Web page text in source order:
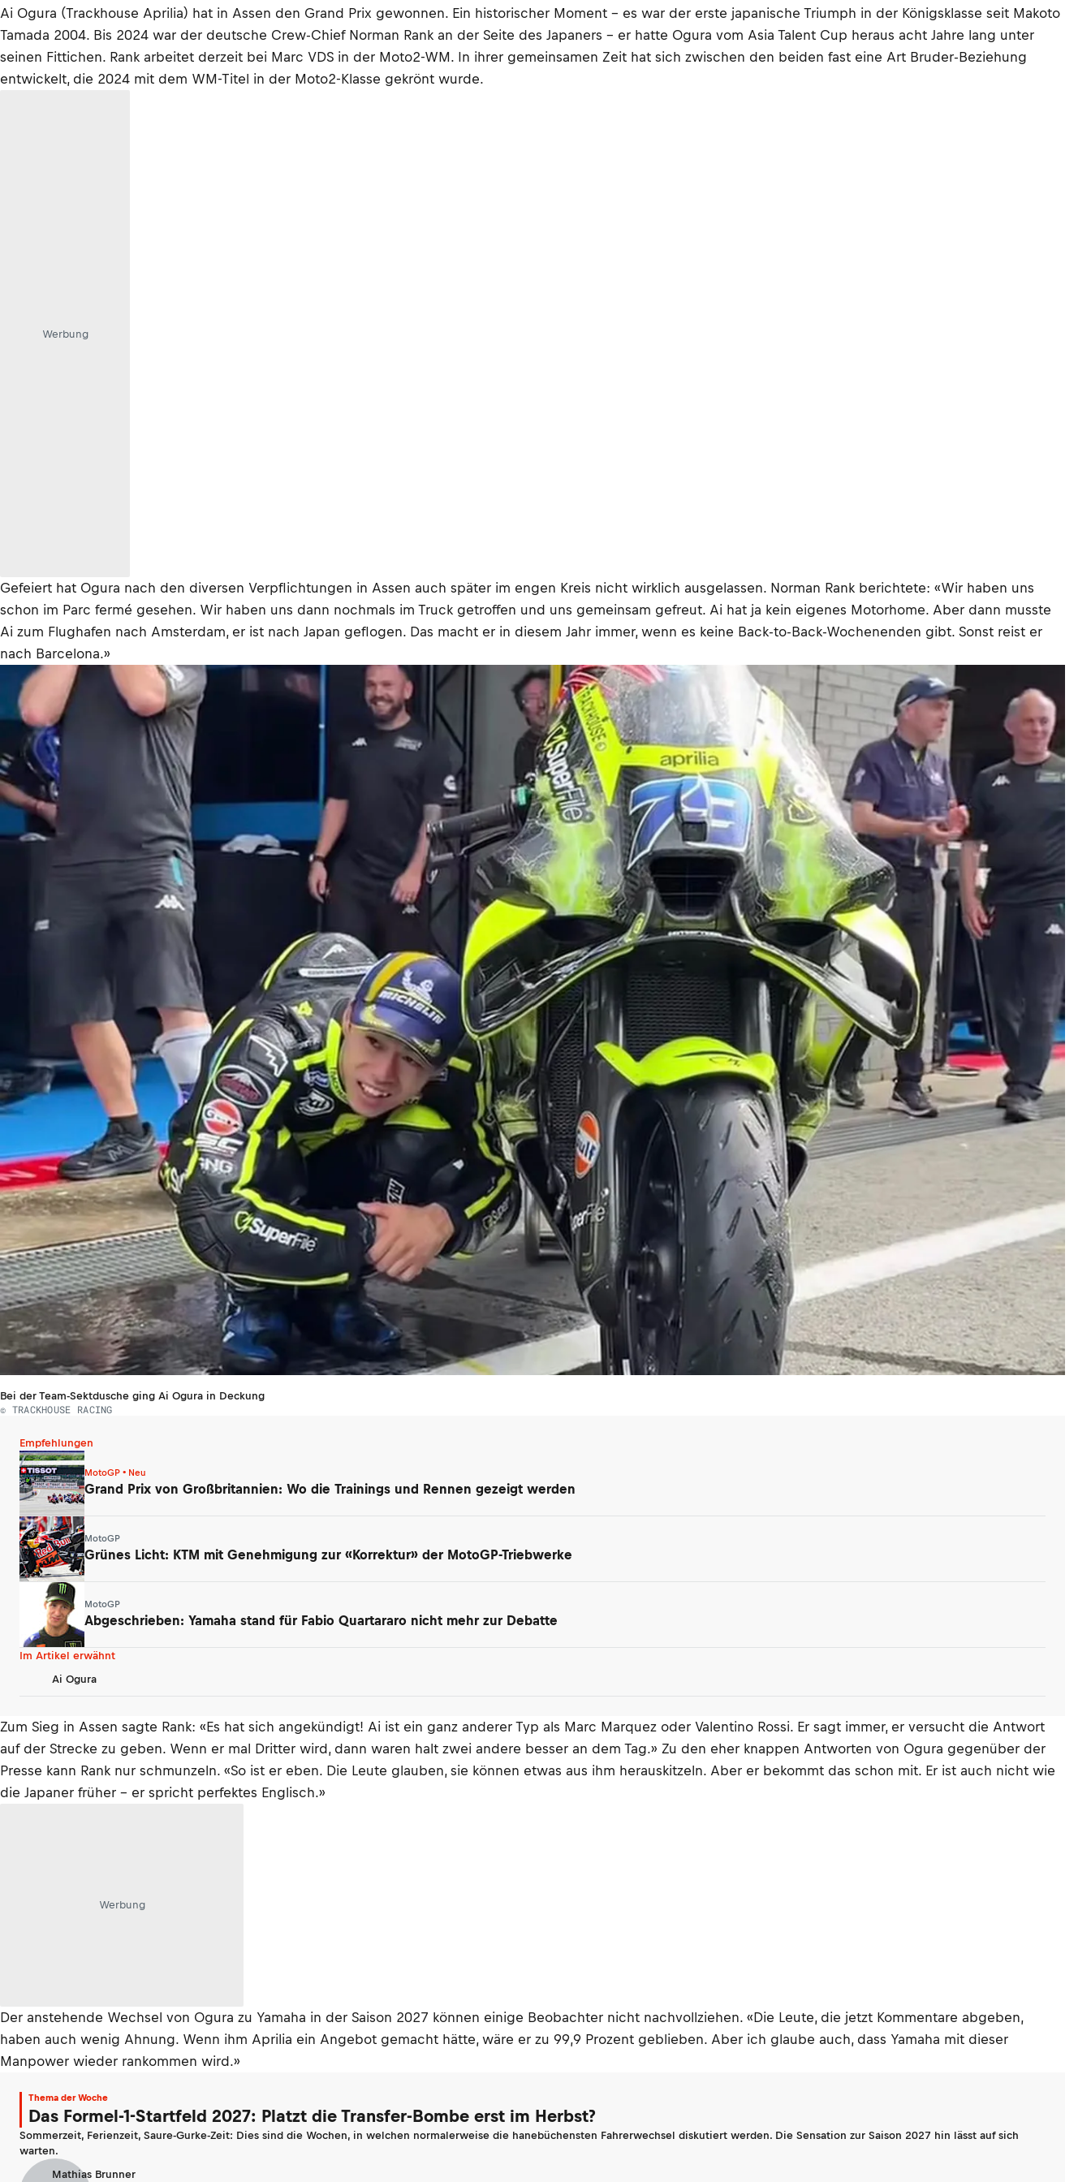
Ai Ogura (Trackhouse Aprilia) hat in Assen den Grand Prix gewonnen. Ein historischer Moment – es war der erste japanische Triumph in der Königsklasse seit Makoto
Tamada 2004. Bis 2024 war der deutsche Crew-Chief Norman Rank an der Seite des Japaners – er hatte Ogura vom Asia Talent Cup heraus acht Jahre lang unter
seinen Fittichen. Rank arbeitet derzeit bei Marc VDS in der Moto2-WM. In ihrer gemeinsamen Zeit hat sich zwischen den beiden fast eine Art Bruder-Beziehung
entwickelt, die 2024 mit dem WM-Titel in der Moto2-Klasse gekrönt wurde.
Werbung
Gefeiert hat Ogura nach den diversen Verpflichtungen in Assen auch später im engen Kreis nicht wirklich ausgelassen. Norman Rank berichtete: «Wir haben uns
schon im Parc fermé gesehen. Wir haben uns dann nochmals im Truck getroffen und uns gemeinsam gefreut. Ai hat ja kein eigenes Motorhome. Aber dann musste
Ai zum Flughafen nach Amsterdam, er ist nach Japan geflogen. Das macht er in diesem Jahr immer, wenn es keine Back-to-Back-Wochenenden gibt. Sonst reist er
nach Barcelona.»
Bei der Team-Sektdusche ging Ai Ogura in Deckung
© TRACKHOUSE RACING
Empfehlungen
MotoGP • Neu
Grand Prix von Großbritannien: Wo die Trainings und Rennen gezeigt werden
MotoGP
Grünes Licht: KTM mit Genehmigung zur «Korrektur» der MotoGP-Triebwerke
MotoGP
Abgeschrieben: Yamaha stand für Fabio Quartararo nicht mehr zur Debatte
Im Artikel erwähnt
Ai Ogura
Zum Sieg in Assen sagte Rank: «Es hat sich angekündigt! Ai ist ein ganz anderer Typ als Marc Marquez oder Valentino Rossi. Er sagt immer, er versucht die Antwort
auf der Strecke zu geben. Wenn er mal Dritter wird, dann waren halt zwei andere besser an dem Tag.» Zu den eher knappen Antworten von Ogura gegenüber der
Presse kann Rank nur schmunzeln. «So ist er eben. Die Leute glauben, sie können etwas aus ihm herauskitzeln. Aber er bekommt das schon mit. Er ist auch nicht wie
die Japaner früher – er spricht perfektes Englisch.»
Werbung
Der anstehende Wechsel von Ogura zu Yamaha in der Saison 2027 können einige Beobachter nicht nachvollziehen. «Die Leute, die jetzt Kommentare abgeben,
haben auch wenig Ahnung. Wenn ihm Aprilia ein Angebot gemacht hätte, wäre er zu 99,9 Prozent geblieben. Aber ich glaube auch, dass Yamaha mit dieser
Manpower wieder rankommen wird.»
Thema der Woche
Das Formel-1-Startfeld 2027: Platzt die Transfer-Bombe erst im Herbst?
Sommerzeit, Ferienzeit, Saure-Gurke-Zeit: Dies sind die Wochen, in welchen normalerweise die hanebüchensten Fahrerwechsel diskutiert werden. Die Sensation zur Saison 2027 hin lässt auf sich
warten.
Mathias Brunner